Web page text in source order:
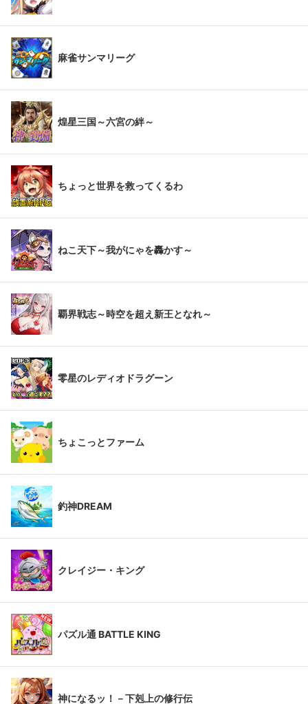
麻雀サンマリーグ
煌星三国～六宮の絆～
ちょっと世界を救ってくるわ
ねこ天下～我がにゃを轟かす～
覇界戦志～時空を超え新王となれ～
零星のレディオドラグーン
ちょこっとファーム
釣神DREAM
クレイジー・キング
パズル通 BATTLE KING
神になるッ！－下剋上の修行伝